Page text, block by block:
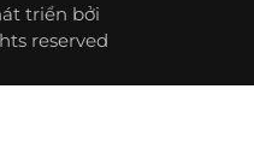
triển bởi
reserved